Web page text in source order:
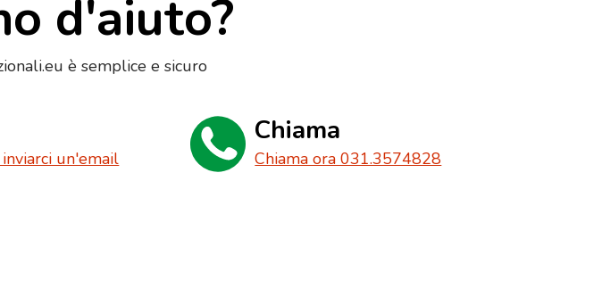
d'aiuto?
è semplice e sicuro
un'email
Chiama
Chiama ora 031.3574828